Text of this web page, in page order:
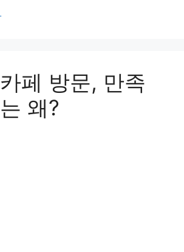
페 방문, 만족
왜?